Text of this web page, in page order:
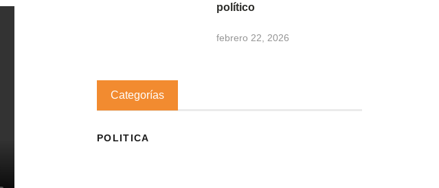
político
febrero 22, 2026
Categorías
POLITICA